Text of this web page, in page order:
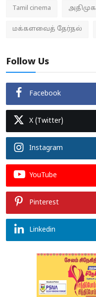
Tamil cinema அதிமுக
மக்களவைத் தேர்தல்
Follow Us
Facebook
X (Twitter)
Instagram
YouTube
Pinterest
Linkedin